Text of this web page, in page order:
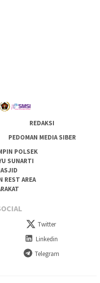
REDAKSI
PEDOMAN MEDIA SIBER
POLSEK
SUNARTI
REST AREA
Twitter
Linkedin
Telegram